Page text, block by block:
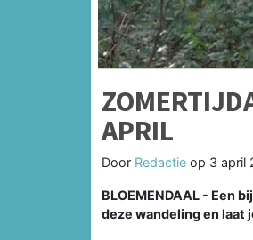
APRIL
Door Redactie op 3 april
BLOEMENDAAL - Een
deze wandeling en laat